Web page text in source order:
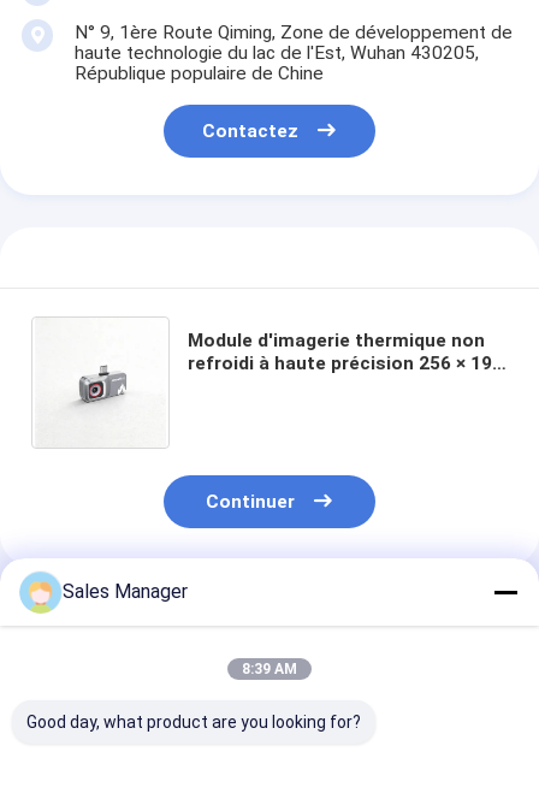
N° 9, 1ère Route Qiming, Zone de développement de
haute technologie du lac de l'Est, Wuhan 430205,
République populaire de Chine
Contactez
Module d'imagerie thermique non
refroidi à haute précision 256 × 192
Continuer
Produits Recommandés
Sales Manager
8:39 AM
Good day, what product are you looking for?